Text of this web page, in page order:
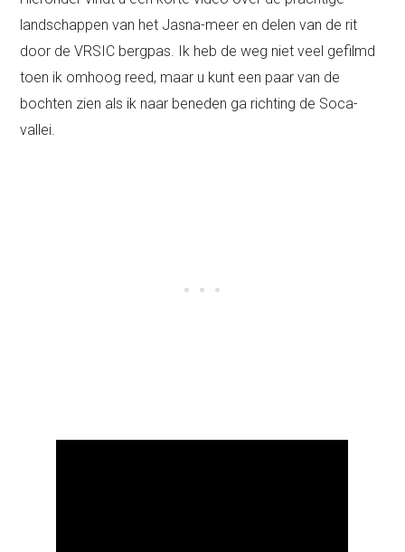
landschappen van het Jasna-meer en delen van de rit
door de VRSIC bergpas. Ik heb de weg niet veel gefilmd
toen ik omhoog reed, maar u kunt een paar van de
bochten zien als ik naar beneden ga richting de Soca-
vallei.